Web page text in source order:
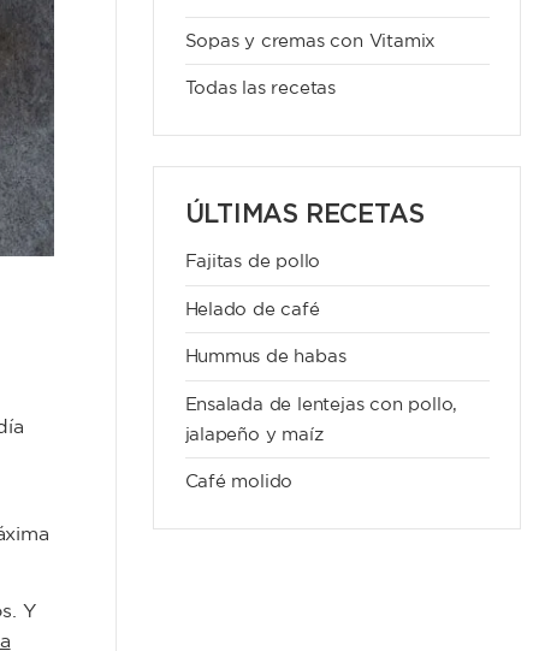
Y
Sopas y cremas con Vitamix
Todas las recetas
ÚLTIMAS RECETAS
Fajitas de pollo
Helado de café
Hummus de habas
Ensalada de lentejas con pollo,
jalapeño y maíz
Café molido